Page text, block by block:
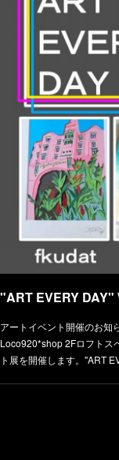
アートイベント開催のお知
Loco920*shop 2Fロフトス
ト展を開催します。"ART